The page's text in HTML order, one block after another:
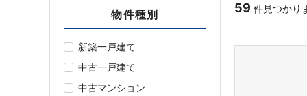
物件種別
新築一戸建て
中古一戸建て
中古マンション
59 件見つかり